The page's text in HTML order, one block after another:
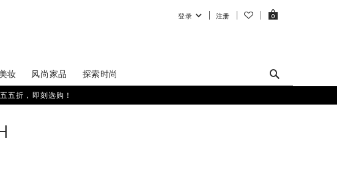
登录 注册 0
美妆 风尚家品 探索时尚
五折，即刻选购！